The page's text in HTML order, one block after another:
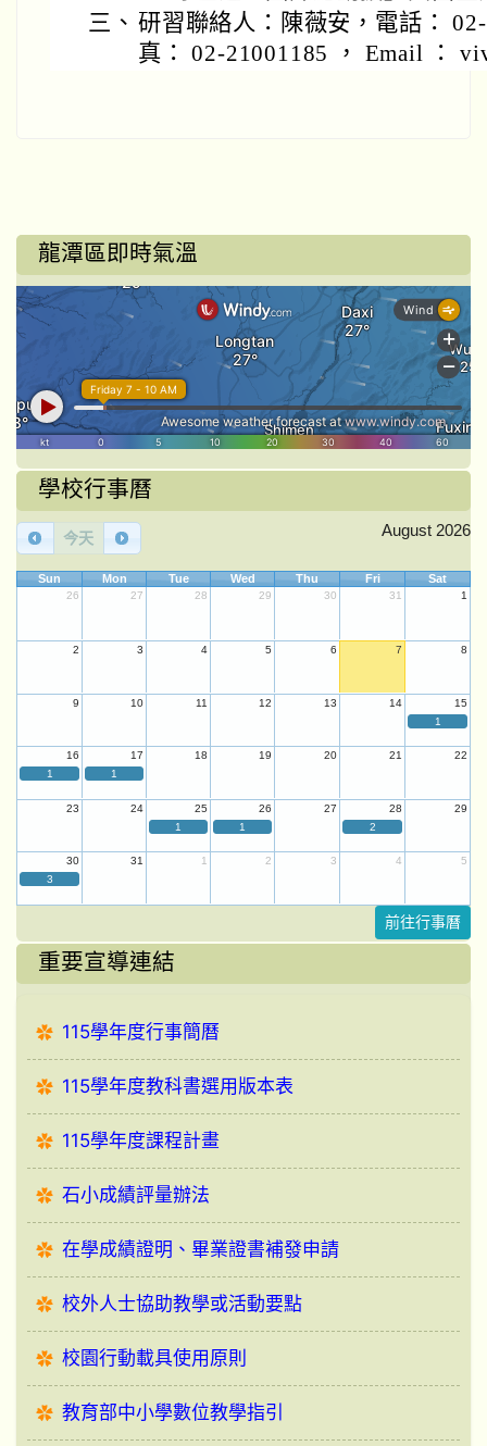
三、 研習聯絡人：陳薇安，電話：
真： 02-21001185 ， Email ：
龍潭區即時氣溫
學校行事曆
今天 August 2026
Sun Mon Tue Wed Thu Fri Sat
26 27 28 29 30 31 1
2 3 4 5 6 7 8
9 10 11 12 13 14
15
1
16 17 18 19 20 21
22
1
1
23 24 25 26 27 28
29
1
1 2
30 31 1 2 3 4
5
3
前往行事曆
重要宣導連結
115學年度行事簡曆
115學年度教科書選用版本表
115學年度課程計畫
石小成績評量辦法
在學成績證明、畢業證書補發申請
校外人士協助教學或活動要點
校園行動載具使用原則
教育部中小學數位教學指引